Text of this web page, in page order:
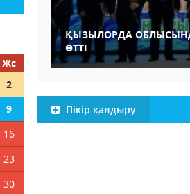
Жс
2
9
16
23
30
ҚЫЗЫЛОРДА
ӨТТІ
Пікір қалдыру